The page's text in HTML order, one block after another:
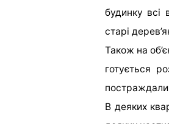
будинку всі
старі
Також на
готується
В деяких